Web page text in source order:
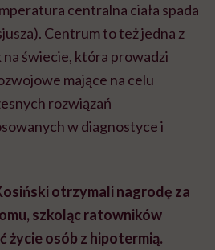
centralna ciała spada
Centrum to też jedna z
świecie, która prowadzi
mające na celu
rozwiązań
w diagnostyce i
otrzymali nagrodę za
szkoląc ratowników
życie osób z hipotermią.